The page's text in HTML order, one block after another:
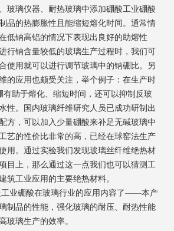
玻璃仪器、耐热玻璃中添加硼酸工业硼酸
品的热膨胀性且能缩短熔化时间。通常情
低钠高铝的情况下表现出良好的助熔性
行钠含量较低的玻璃生产过程时，我们可
使用就可以进行调节玻璃中的钠硼比。另
的应用也颇受关注，举个例子：在生产时
有助于熔化、缩短时间，还可以抑制反玻
性。国内玻璃纤维研究人员已成功研制出
方，可以加入少量硼酸来补足无碱玻璃中
艺的性价比非常的高，已经在球窑法生产
用。通过实验我们发现玻璃丝纤维绝热材
目上，那么通过这一点我们也可以猜测工
筑工业应用的主要绝热材料。
硼酸在玻璃行业的应用内容了——本产
制品的性能，强化玻璃的耐压、耐热性能
玻璃生产的效率。